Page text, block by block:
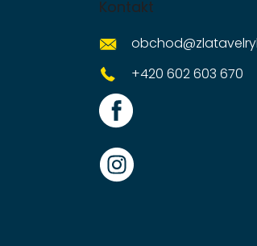
Kontakt
obchod@
+420 602 603 670